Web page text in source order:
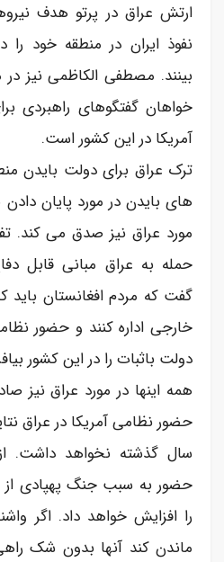
ارتش عراق در پرتو هدف
نفوذ ایران در منطقه خود
بینند. مصطفی الکاظمی نیز
خواهان گفتگوهای راهبردی
آمریکا در این کشور است.
ترک عراق برای دولت بایدن
های بایدن در مورد پایان
مورد عراق نیز صدق می کند.
حمله به عراق مبانی قابل
گفت که مردم افغانستان
خارجی اداره کنند و حضور
دولت باثبات را در این کشور
همه اینها در مورد عراق
سال گذشته نخواهد داشت.
حضور به سبب جنگ پهپادی از
را افزایش خواهد داد. اگر
ماندن کند آنها بدون شک